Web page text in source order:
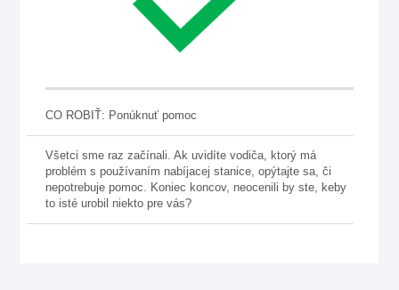
CO ROBIŤ: Ponúknuť pomoc
Všetci sme raz začínali. Ak uvidíte vodiča, ktorý má
problém s používaním nabíjacej stanice, opýtajte sa, či
nepotrebuje pomoc. Koniec koncov, neocenili by ste, keby
to isté urobil niekto pre vás?